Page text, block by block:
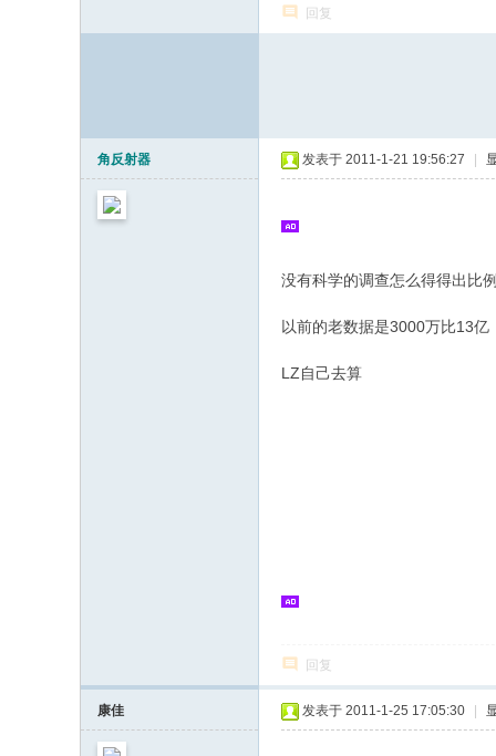
回复
角反射器 发表于 2011-1-21 19:56:27
没有科学的调查怎么得得出比
以前的老数据是3000万比13亿
LZ自己去算
回复
康佳 发表于 2011-1-25 17:05:30